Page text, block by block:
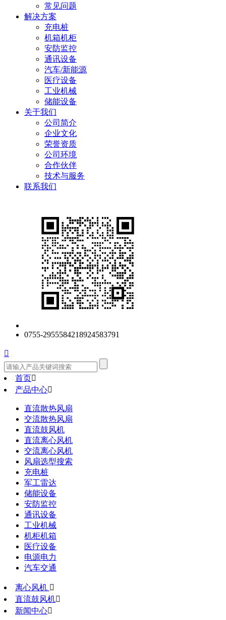
常见问题
解决方案
充电桩
机箱机柜
安防监控
通讯设备
汽车/新能源
医疗设备
工业机械
储能设备
关于我们
公司简介
企业文化
荣誉资质
公司环境
合作伙伴
技术与服务
联系我们
0755-2955584218924583791

首页
产品中心
直流散热风扇
交流散热风扇
直流鼓风机
直流离心风机
交流离心风机
风扇选型搜索
充电桩
军工雷达
储能设备
安防监控
通讯设备
工业机械
机柜机箱
医疗设备
电源电力
汽车交通
离心风机 
直流鼓风机
新闻中心